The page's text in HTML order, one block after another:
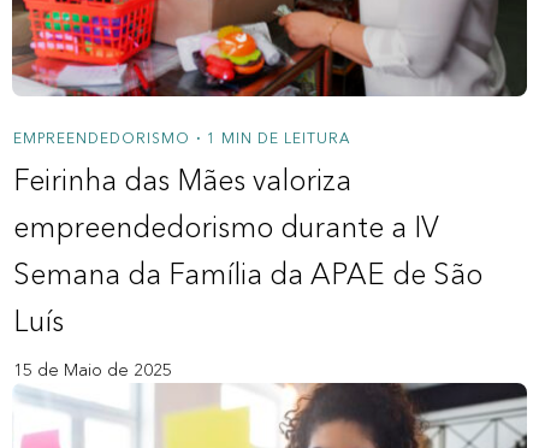
Política de privacidade
Contato
Nossos Redatores
EMPREENDEDORISMO • 1 MIN DE LEITURA
Feirinha das Mães valoriza
empreendedorismo durante a IV
Semana da Família da APAE de São
Luís
15 de Maio de 2025